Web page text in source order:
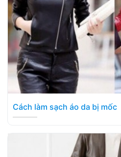
Cách làm sạch áo da bị mốc